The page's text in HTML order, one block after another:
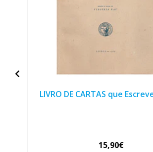
LIVRO DE CARTAS que
15,90€